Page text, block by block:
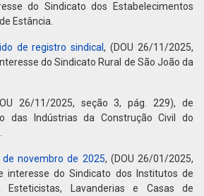
do Sindicato dos Estabelecimentos
Estância.
de registro sindical, (DOU 26/11/2025,
do Sindicato Rural de São João da
26/11/2025, seção 3, pág. 229), de
das Indústrias da Construção Civil do
de novembro de 2025, (DOU 26/01/2025,
interesse do Sindicato dos Institutos de
Esteticistas, Lavanderias e Casas de